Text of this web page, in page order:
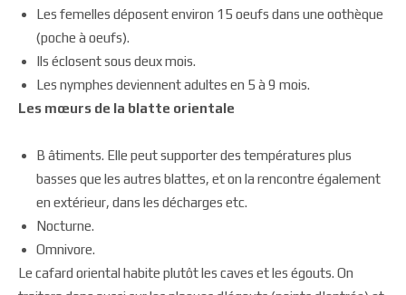
Les femelles déposent environ 15 oeufs dans une oothèque
(poche à oeufs).
Ils éclosent sous deux mois.
Les nymphes deviennent adultes en 5 à 9 mois.
Les mœurs de la blatte orientale
B âtiments. Elle peut supporter des températures plus
basses que les autres blattes, et on la rencontre également
en extérieur, dans les décharges etc.
Nocturne.
Omnivore.
Le cafard oriental habite plutôt les caves et les égouts. On